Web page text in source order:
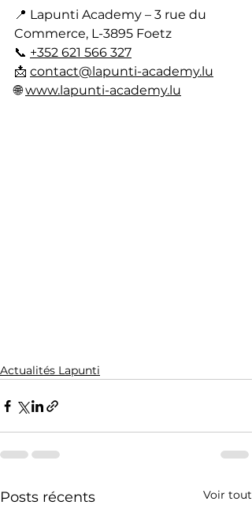
📍 Lapunti Academy – 3 rue du
Commerce, L-3895 Foetz
📞 +352 621 566 327
📩 contact@lapunti-academy.lu
🌐 www.lapunti-academy.lu
Actualités Lapunti
Posts récents Voir tout